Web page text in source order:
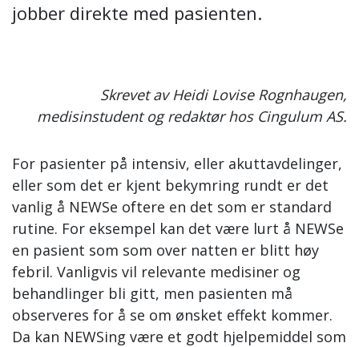
jobber direkte med pasienten.
Skrevet av Heidi Lovise Rognhaugen,
medisinstudent og redaktør hos Cingulum AS.
For pasienter på intensiv, eller akuttavdelinger,
eller som det er kjent bekymring rundt er det
vanlig å NEWSe oftere en det som er standard
rutine. For eksempel kan det være lurt å NEWSe
en pasient som som over natten er blitt høy
febril. Vanligvis vil relevante medisiner og
behandlinger bli gitt, men pasienten må
observeres for å se om ønsket effekt kommer.
Da kan NEWSing være et godt hjelpemiddel som